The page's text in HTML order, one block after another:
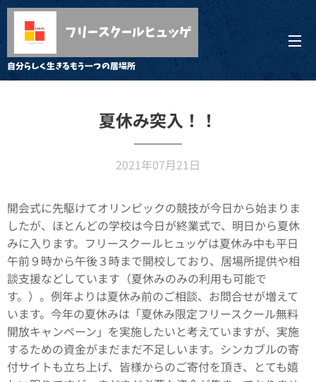
フリースクールヒュッゲ
自分らしく生きるもう一つの居場所
夏休み突入！！
2021年07月21日
開会式に先駆けてオリンピックの競技が今日から始まりま
したが、ほとんどの学校は今日が終業式で、明日から夏休
みに入ります。フリースクールヒュッゲは夏休み中も平日
午前９時から午後３時まで開校しており、居場所提供や相
談支援などしています（夏休みのみの利用も可能で
す。）。例年よりは夏休み前のご相談、お問合せが増えて
います。今年の夏休みは「夏休み限定フリースクール無料
開放キャンペーン」を実施したいと考えていますが、実施
するための資金がまだまだ不足しいます。シンカブルの寄
付サイトも立ち上げ、皆様からのご寄付を頂き、とても嬉